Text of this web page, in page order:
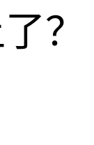
？